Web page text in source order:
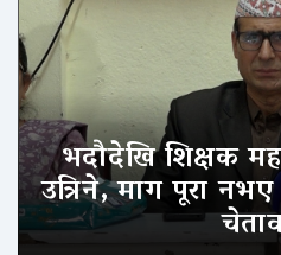
भदौदेखि शिक्षक
उत्रिने, माग पूरा